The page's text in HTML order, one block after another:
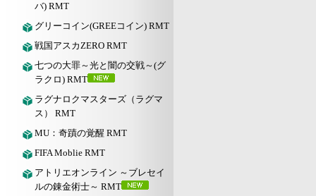
バ) RMT
グリーコイン(GREEコイン) RMT
戦国アスカZERO RMT
七つの大罪～光と闇の交戦～(グ
ラクロ) RMT
ラグナロクマスターズ（ラグマ
ス） RMT
MU：奇蹟の覚醒 RMT
FIFA Moblie RMT
アトリエオンライン ～ブレセイ
ルの錬金術士～ RMT